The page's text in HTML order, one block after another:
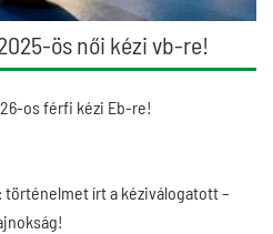
ös női kézi vb-re!
os férfi kézi Eb-re!
történelmet írt a kéziválogatott –